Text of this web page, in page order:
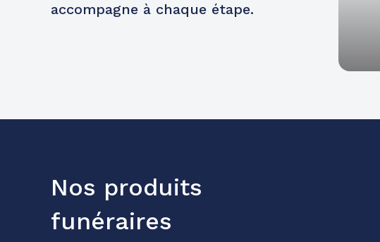
accompagne à chaque étape.
Nos produits
funéraires